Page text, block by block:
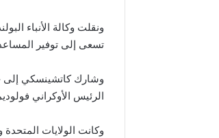
ونقلت وكالة الأنباء
تسعى إلى توفير
وشارك كاتشينسكي إلى
الرئيس الأوكراني
وكانت الولايات